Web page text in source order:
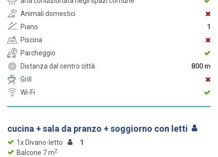
Animali domestici
Piano
1
Piscina
Parcheggio
Distanza dal centro città
800 m
Grill
Wi-Fi
cucina + sala da pranzo + soggiorno con letti
1x Divano-letto
1
Balcone 7 m2